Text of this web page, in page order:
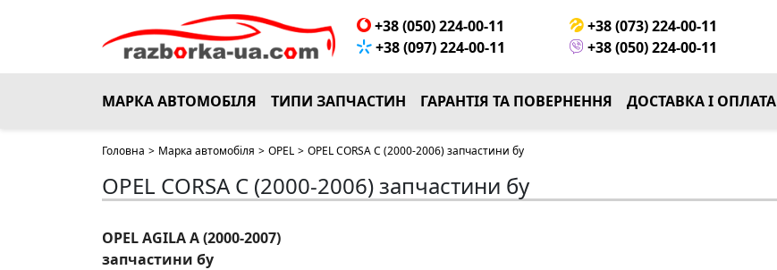
+38 (050) 224-00-11
+38 (073) 224-00-11
+38 (097) 224-00-11
+38 (050) 224-00-11
МАРКА АВТОМОБІЛЯ ТИПИ ЗАПЧАСТИН ГАРАНТІЯ ТА ПОВЕРНЕННЯ ДОСТАВКА І ОПЛАТА
Головна > Марка автомобіля > OPEL > OPEL CORSA C (2000-2006) запчастини бу
OPEL CORSA C (2000-2006) запчастини бу
OPEL AGILA A (2000-2007)
запчастини бу